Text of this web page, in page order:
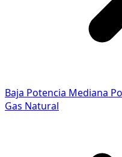
Baja Potencia Mediana
Gas Natural